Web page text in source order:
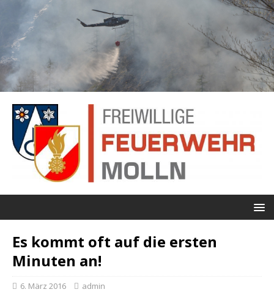
Es kommt oft auf die ersten
Minuten an!
6. März 2016 admin